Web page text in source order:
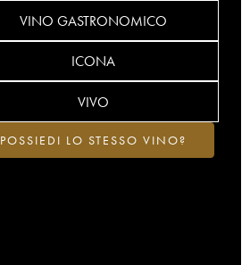
VINO GASTRONOMICO
ICONA
VIVO
POSSIEDI LO STESSO VINO?